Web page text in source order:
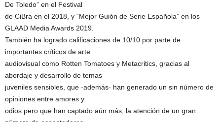
De Toledo” en el Festival
de CiBra en el 2018, y “Mejor Guión de Serie Española” en los
GLAAD Media Awards 2019.
También ha logrado calificaciones de 10/10 por parte de
importantes críticos de arte
audiovisual como Rotten Tomatoes y Metacritics, gracias al
abordaje y desarrollo de temas
juveniles sensibles, que -además- han generado un sin número de
opiniones entre amores y
odios pero que han captado aún más, la atención de un gran